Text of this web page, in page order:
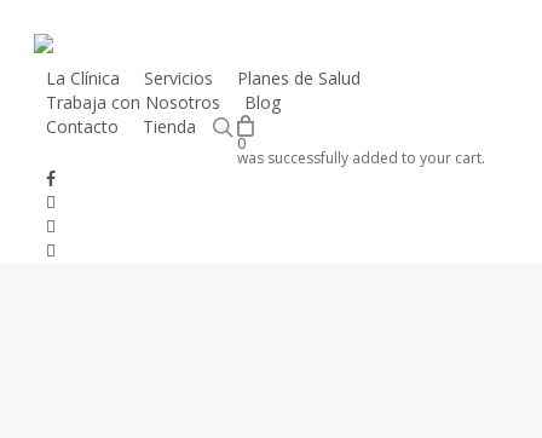
content
La Clínica Servicios
Planes de Salud
Trabaja con Nosotros
Blog
Contacto
Tienda search
0
was successfully added to your cart.
facebook
instagram
phone
email
Toallitas Ferribiella